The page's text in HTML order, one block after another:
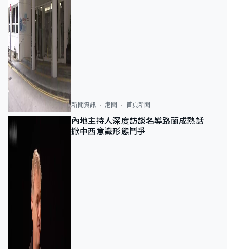
新聞資訊 港聞 首頁新聞
內地主持人深度訪談名導路蘭成熱話
掀中西意識形態鬥爭